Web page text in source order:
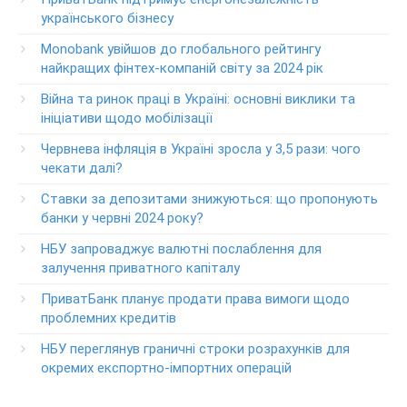
клиентов ПриватБанка
Колл центр: 3700
Круглосуточный телефон поддержки VIP­-клиентов
ПриватБанка
+38-056-716-12-12
+38-073-900-00-02
Круглосуточный телефон поддержки владельцев карт
класса GOLD
Круглосуточный телефон поддержки обслуживания
0-800-500-030
0-800-500-804
українського бізнесу
Monobank увійшов до глобального рейтингу
найкращих фінтех-компаній світу за 2024 рік
Війна та ринок праці в Україні: основні виклики та
ініціативи щодо мобілізації
Червнева інфляція в Україні зросла у 3,5 рази: чого
чекати далі?
Ставки за депозитами знижуються: що пропонують
банки у червні 2024 року?
НБУ запроваджує валютні послаблення для
залучення приватного капіталу
ПриватБанк планує продати права вимоги щодо
проблемних кредитів
НБУ переглянув граничні строки розрахунків для
окремих експортно-імпортних операцій